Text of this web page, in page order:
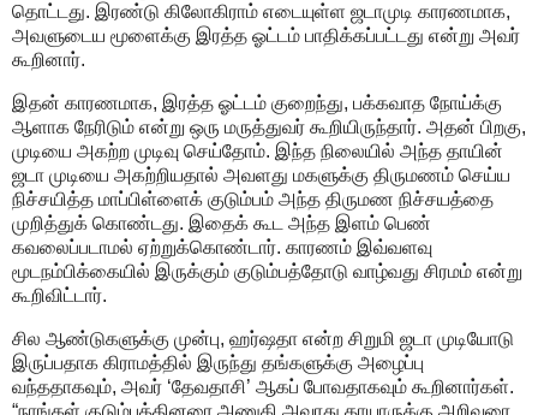
தொட்டது. இரண்டு கிலோகிராம் எடையுள்ள ஜடாமுடி காரணமாக,
அவளுடைய மூளைக்கு இரத்த ஓட்டம் பாதிக்கப்பட்டது என்று அவர்
கூறினார்.
இதன் காரணமாக, இரத்த ஓட்டம் குறைந்து, பக்கவாத நோய்க்கு
ஆளாக நேரிடும் என்று ஒரு மருத்துவர் கூறியிருந்தார். அதன் பிறகு,
முடியை அகற்ற முடிவு செய்தோம். இந்த நிலையில் அந்த தாயின்
ஜடா முடியை அகற்றியதால் அவளது மகளுக்கு திருமணம் செய்ய
நிச்சயித்த மாப்பிள்ளைக் குடும்பம் அந்த திருமண நிச்சயத்தை
முறித்துக் கொண்டது. இதைக் கூட அந்த இளம் பெண்
கவலைப்படாமல் ஏற்றுக்கொண்டார். காரணம் இவ்வளவு
மூடநம்பிக்கையில் இருக்கும் குடும்பத்தோடு வாழ்வது சிரமம் என்று
கூறிவிட்டார்.
சில ஆண்டுகளுக்கு முன்பு, ஹர்ஷதா என்ற சிறுமி ஜடா முடியோடு
இருப்பதாக கிராமத்தில் இருந்து தங்களுக்கு அழைப்பு
வந்ததாகவும், அவர் ‘தேவதாசி’ ஆகப் போவதாகவும் கூறினார்கள்.
“நாங்கள் குடும்பத்தினரை அணுகி அவரது தாயாருக்கு அறிவுரை